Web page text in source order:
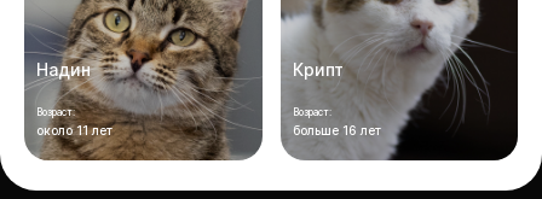
Надин
Возраст:
около 11 лет
Крипт
Возраст:
больше 16 лет